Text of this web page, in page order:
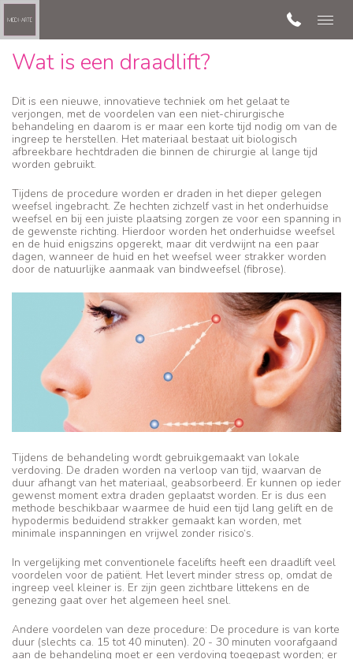
Wat is een draadlift?
Dit is een nieuwe, innovatieve techniek om het gelaat te
verjongen, met de voordelen van een niet-chirurgische
behandeling en daarom is er maar een korte tijd nodig om van de
ingreep te herstellen. Het materiaal bestaat uit biologisch
afbreekbare hechtdraden die binnen de chirurgie al lange tijd
worden gebruikt.
Tijdens de procedure worden er draden in het dieper gelegen
weefsel ingebracht. Ze hechten zichzelf vast in het onderhuidse
weefsel en bij een juiste plaatsing zorgen ze voor een spanning in
de gewenste richting. Hierdoor worden het onderhuidse weefsel
en de huid enigszins opgerekt, maar dit verdwijnt na een paar
dagen, wanneer de huid en het weefsel weer strakker worden
door de natuurlijke aanmaak van bindweefsel (fibrose).
Tijdens de behandeling wordt gebruikgemaakt van lokale
verdoving. De draden worden na verloop van tijd, waarvan de
duur afhangt van het materiaal, geabsorbeerd. Er kunnen op ieder
gewenst moment extra draden geplaatst worden. Er is dus een
methode beschikbaar waarmee de huid een tijd lang gelift en de
hypodermis beduidend strakker gemaakt kan worden, met
minimale inspanningen en vrijwel zonder risico‘s.
In vergelijking met conventionele facelifts heeft een draadlift veel
voordelen voor de patiënt. Het levert minder stress op, omdat de
ingreep veel kleiner is. Er zijn geen zichtbare littekens en de
genezing gaat over het algemeen heel snel.
Andere voordelen van deze procedure: De procedure is van korte
duur (slechts ca. 15 tot 40 minuten). 20 - 30 minuten voorafgaand
aan de behandeling moet er een verdoving toegepast worden; er